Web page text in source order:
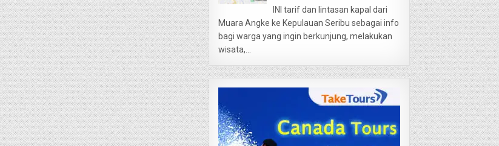
INI tarif dan lintasan kapal dari
Muara Angke ke Kepulauan Seribu sebagai info
bagi warga yang ingin berkunjung, melakukan
wisata,...